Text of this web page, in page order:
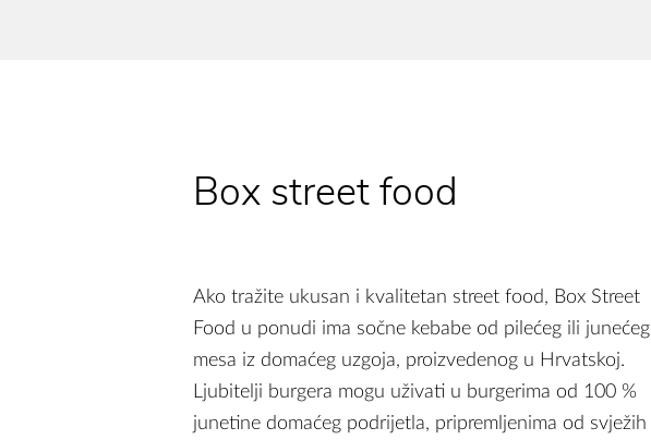
Box street food
Ako tražite ukusan i kvalitetan street food, Box Street
Food u ponudi ima sočne kebabe od pilećeg ili junećeg
mesa iz domaćeg uzgoja, proizvedenog u Hrvatskoj.
Ljubitelji burgera mogu uživati u burgerima od 100 %
junetine domaćeg podrijetla, pripremljenima od svježih